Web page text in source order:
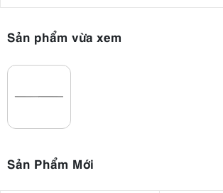
Sản phẩm vừa xem
Sản Phẩm Mới